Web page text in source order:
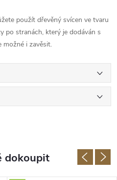
použít dřevěný svícen ve tvaru
po stranách, který je dodáván s
možné i zavěsit.
dokoupit